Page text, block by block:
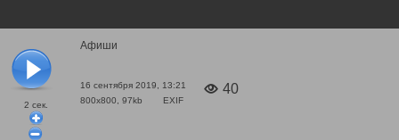
2 сек.
Афиши
16 сентября 2019, 13:21
800x800, 97kb
EXIF
40